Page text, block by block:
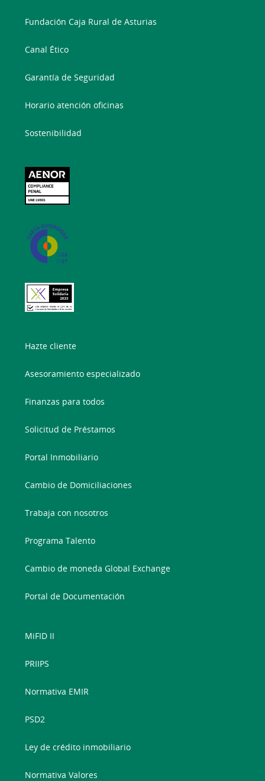
Fundación Caja Rural de Asturias
Canal Ético
Garantía de Seguridad
Horario atención oficinas
Sostenibilidad
Hazte cliente
Asesoramiento especializado
Finanzas para todos
Solicitud de Préstamos
Portal Inmobiliario
Cambio de Domiciliaciones
Trabaja con nosotros
Programa Talento
Cambio de moneda Global Exchange
Portal de Documentación
MiFID II
PRIIPS
Normativa EMIR
PSD2
Ley de crédito inmobiliario
Normativa Valores